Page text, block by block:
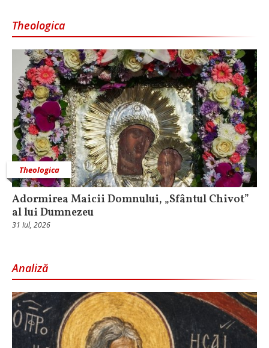
Theologica
Theologica
Adormirea Maicii Domnului, „Sfântul Chivot”
al lui Dumnezeu
31 Iul, 2026
Analiză